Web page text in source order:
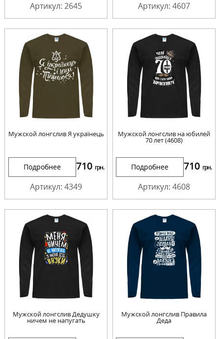
Артикул: 2645 Артикул: 4607
Мужской лонгслив Я українець
Подробнее 710 грн.
Артикул: 4349
Мужской лонгслив на юбилей
70 лет (4608)
Подробнее 710 грн.
Артикул: 4608
Мужской лонгслив Дедушку
ничем не напугать
Мужской лонгслив Правила
Деда